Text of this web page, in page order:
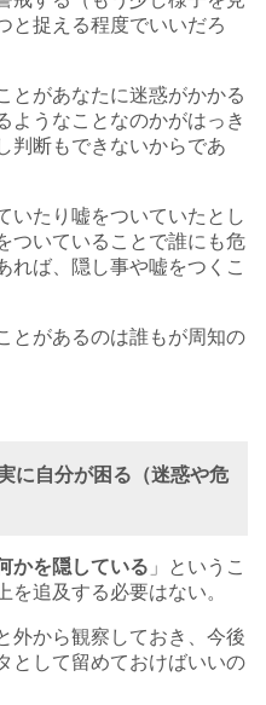
と捉える程度でいいだろ
とがあなたに迷惑がかかる
ようなことなのかがはっき
判断もできないからであ
いたり嘘をついていたとし
ついていることで誰にも危
れば、隠し事や嘘をつくこ
とがあるのは誰もが周知の
に自分が困る（迷惑や危
かを隠している 」というこ
を追及する必要はない。
外から観察しておき、今後
として留めておけばいいの